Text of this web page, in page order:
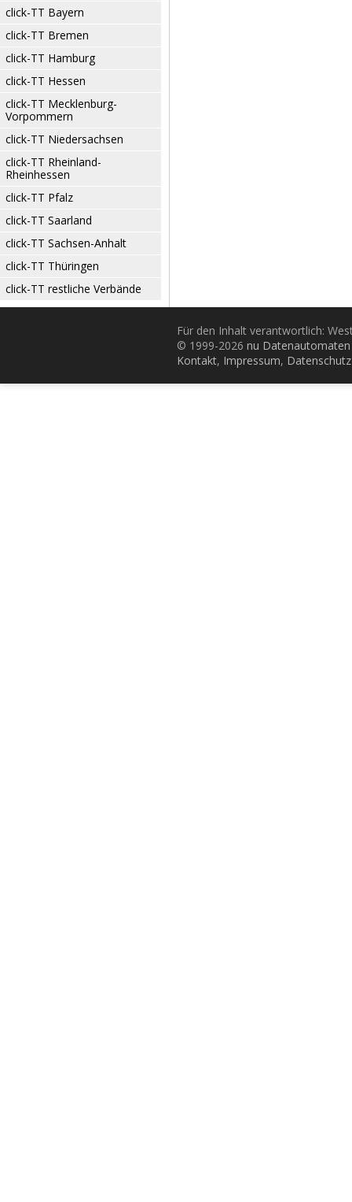
click-TT Bayern
click-TT Bremen
click-TT Hamburg
click-TT Hessen
click-TT Mecklenburg-
Vorpommern
click-TT Niedersachsen
click-TT Rheinland-
Rheinhessen
click-TT Pfalz
click-TT Saarland
click-TT Sachsen-Anhalt
click-TT Thüringen
click-TT restliche Verbände
Für den Inhalt verantwortlich:
© 1999-2026 nu
Kontakt, Impressum, Datenschutz